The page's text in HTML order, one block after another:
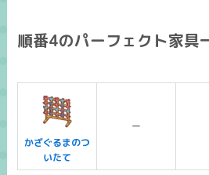
順番4のパーフェクト家具
かざぐるまのつ
いたて
ー